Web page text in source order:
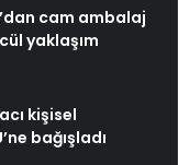
cam ambalaj
yaklaşım
kişisel
bağışladı